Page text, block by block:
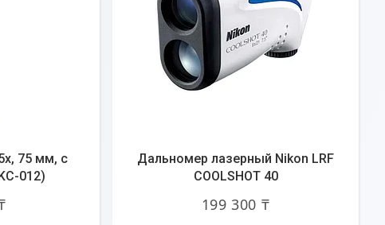
75 мм, с
012)
Дальномер лазерный Nikon LRF
COOLSHOT 40
199 300 ₸